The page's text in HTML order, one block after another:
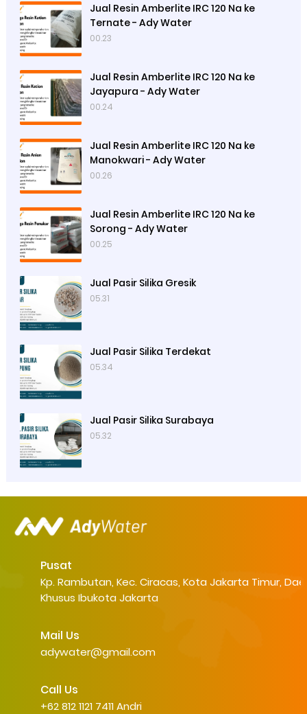
Jual Resin Amberlite IRC 120 Na ke
Ternate - Ady Water
00.23
Jual Resin Amberlite IRC 120 Na ke
Jayapura - Ady Water
00.24
Jual Resin Amberlite IRC 120 Na ke
Manokwari - Ady Water
00.26
Jual Resin Amberlite IRC 120 Na ke
Sorong - Ady Water
00.25
Jual Pasir Silika Gresik
05.31
Jual Pasir Silika Terdekat
05.34
Jual Pasir Silika Surabaya
05.32
Pusat
Kp. Rambutan, Kec. Ciracas, Kota Jakarta Timur,
Khusus Ibukota Jakarta
Mail Us
adywater@gmail.com
Call Us
+62 812 1121 7411 Andri